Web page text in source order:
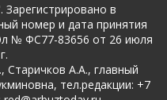
в
номер и дата принятия
№ ФС77-83656 от 26 июля
А.А., главный
тел.редакции: +7